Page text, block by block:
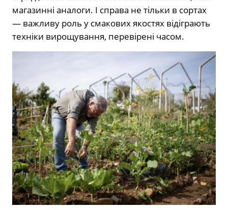
магазинні аналоги. І справа не тільки в сортах
— важливу роль у смакових якостях відіграють
техніки вирощування, перевірені часом.